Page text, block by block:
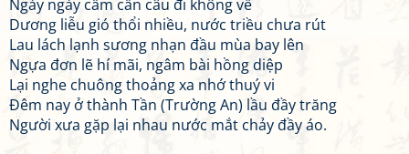
Ngày ngày cầm cần câu đi không về
Dương liễu gió thổi nhiều, nước triều chưa rút
Lau lách lạnh sương nhạn đầu mùa bay lên
Ngựa đơn lẽ hí mãi, ngâm bài hồng diệp
Lại nghe chuông thoảng xa nhớ thuý vi
Đêm nay ở thành Tần (Trường An) lầu đầy trăng
Người xưa gặp lại nhau nước mắt chảy đầy áo.